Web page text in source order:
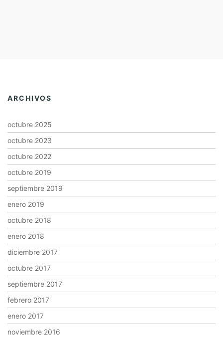
ARCHIVOS
octubre 2025
octubre 2023
octubre 2022
octubre 2019
septiembre 2019
enero 2019
octubre 2018
enero 2018
diciembre 2017
octubre 2017
septiembre 2017
febrero 2017
enero 2017
noviembre 2016